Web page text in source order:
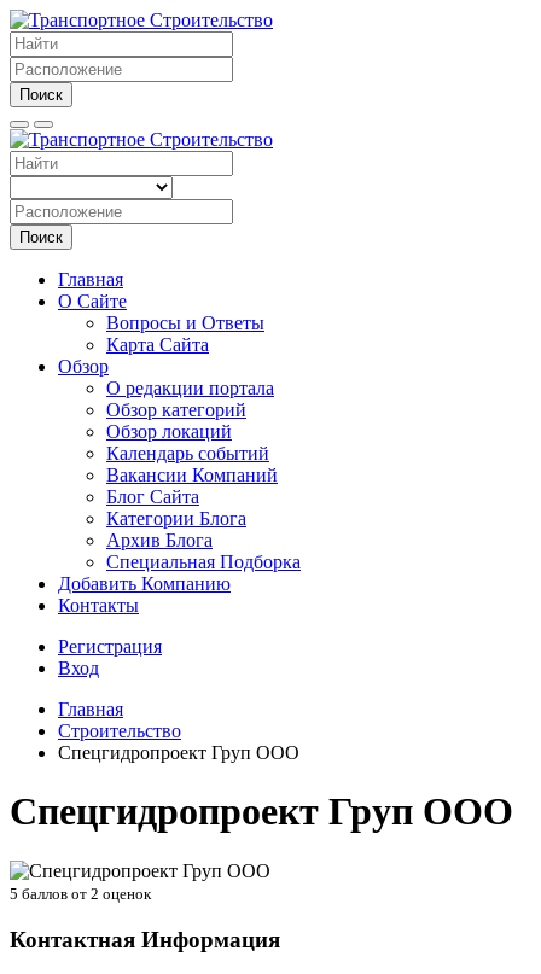
Поиск
Поиск
Главная
О Сайте
Вопросы и Ответы
Карта Сайта
Обзор
О редакции портала
Обзор категорий
Обзор локаций
Календарь событий
Вакансии Компаний
Блог Сайта
Категории Блога
Архив Блога
Специальная Подборка
Добавить Компанию
Контакты
Регистрация
Вход
Главная
Строительство
Спецгидропроект Груп ООО
Спецгидропроект Груп ООО
5 баллов от 2 оценок
Контактная Информация